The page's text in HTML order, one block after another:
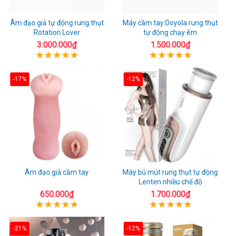
Âm đạo giả tự động rung thụt
Rotation Lover
3.000.000₫
Máy cầm tay Doyola rung thụt
tự động chạy êm
1.500.000₫
-17%
Âm đạo giả cầm tay
650.000₫
-12%
Máy bú mút rung thụt tự động
Lenten nhiều chế độ
1.700.000₫
-21% -12%